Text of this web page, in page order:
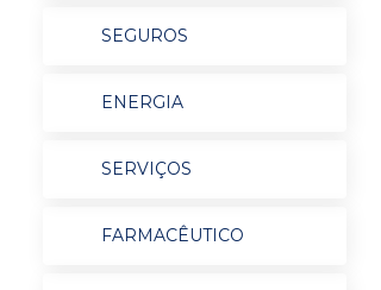
SEGUROS
ENERGIA
SERVIÇOS
FARMACÊUTICO